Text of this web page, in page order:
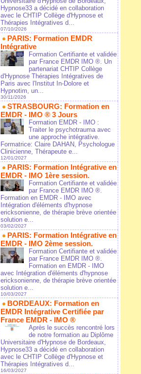
Hypnose33 a décidé en collaboration
avec le CHTIP Collège d'Hypnose et
Thérapies Intégratives d...
07/10/2026
PARIS: Formation EMDR
Intégrative
Formation Certifiante et validée
par France EMDR IMO ®. Un
partenariat CHTIP Collège
d'Hypnose Thérapies Intégratives de
Paris avec l'Institut In-Dolore et
Hypnotim, un...
30/11/2026
STRASBOURG: Formation en
EMDR - IMO ® 3 Jours
Formation EMDR - IMO :
Traiter le psychotrauma avec
une approche intégrative.
Formatrice: Claire DAHAN, Psychologue
Clinicienne, Thérapeute e...
12/01/2027
PARIS: Formation Intégrative en
EMDR - IMO 1ère session.
Formation Certifiante et validée
par France EMDR IMO ®.
Formation en EMDR - IMO avec
Intégration d'éléments d'hypnose
ericksonienne, de thérapie brève orientée
solution e...
03/02/2027
PARIS: Formation Intégrative en
EMDR - IMO 2ème session.
Formation Certifiante et validée
par France EMDR IMO ®.
Formation en EMDR - IMO
avec Intégration d'éléments d'hypnose
ericksonienne, de thérapie brève orientée
solution e...
10/03/2027
BORDEAUX: Formation en
EMDR Intégrative Certifiée par
France EMDR - IMO ®
Après le succès rencontré lors
de notre formation au Diplôme
Universitaire d'Hypnose de Bordeaux,
Hypnose33 a décidé en collaboration
avec le CHTIP Collège d'Hypnose et
Thérapies Intégratives d...
16/03/2027